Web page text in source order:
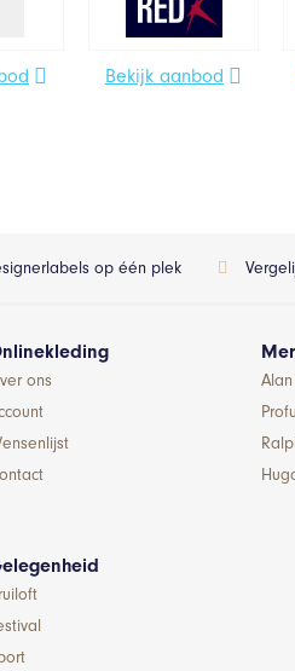
Bekijk aanbod
op één plek
ons